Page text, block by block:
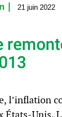
21 juin 2022
l’inflation